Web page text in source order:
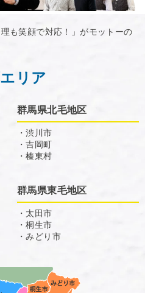
も笑顔で対応！」がモットーの
リア
群馬県北毛地区
・渋川市
・吉岡町
・榛東村
群馬県東毛地区
・太田市
・桐生市
・みどり市